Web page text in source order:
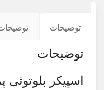
توضیحات
توضیحات
اسپیکر